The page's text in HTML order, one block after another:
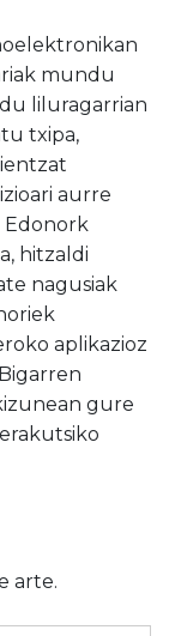
mundu
liluragarrian
txipa,
aurre
Edonork
hitzaldi
nagusiak
aplikazioz
gure
arte.